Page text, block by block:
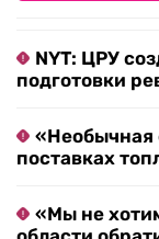
NYT: ЦРУ
подготовки
«Необычная
поставках
«Мы не